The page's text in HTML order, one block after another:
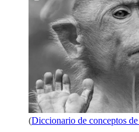
(Diccionario de conceptos de